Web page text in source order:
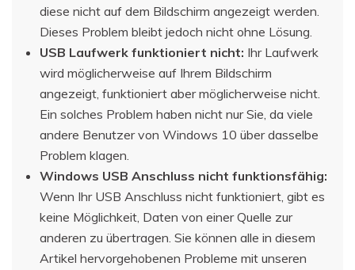
diese nicht auf dem Bildschirm angezeigt werden.
Dieses Problem bleibt jedoch nicht ohne Lösung.
USB Laufwerk funktioniert nicht: Ihr Laufwerk
wird möglicherweise auf Ihrem Bildschirm
angezeigt, funktioniert aber möglicherweise nicht.
Ein solches Problem haben nicht nur Sie, da viele
andere Benutzer von Windows 10 über dasselbe
Problem klagen.
Windows USB Anschluss nicht funktionsfähig:
Wenn Ihr USB Anschluss nicht funktioniert, gibt es
keine Möglichkeit, Daten von einer Quelle zur
anderen zu übertragen. Sie können alle in diesem
Artikel hervorgehobenen Probleme mit unseren